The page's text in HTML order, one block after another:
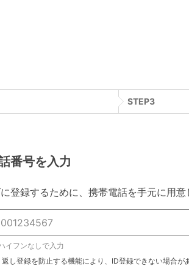
STEP3
番号を入力
登録するために、携帯電話を手元に用意
イフンなしで入力
返し登録を防止する機能により、ID登録できない場合が